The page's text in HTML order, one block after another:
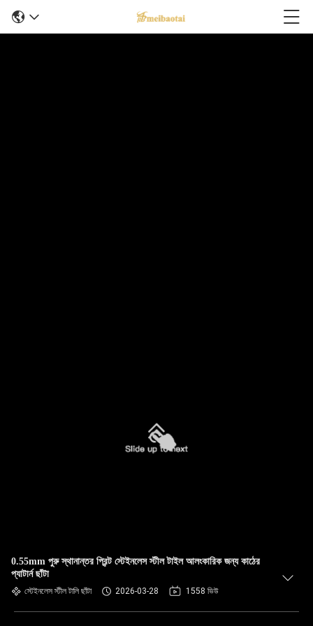
0.55mm পুরু স্থানান্তর প্রিন্ট স্টেইনলেস স্টীল টাইল আলংকারিক জন্য কাঠের
প্যাটার্ন ছাঁটা
স্টেইনলেস স্টীল টালি ছাঁটা 2026-03-28 1558 ভিউ